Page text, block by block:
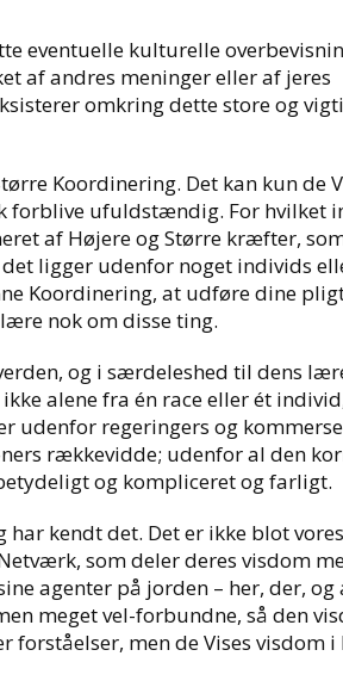
eventuelle kulturelle
af andres meninger eller af jeres
omkring dette store og
Koordinering. Det kan kun de
forblive ufuldstændig. For hvilket
af Højere og Større kræfter,
ligger udenfor noget individs
Koordinering, at udføre dine
nok om disse ting.
og i særdeleshed til dens
alene fra én race eller ét
udenfor regeringers og
rækkevidde; udenfor al den
og kompliceret og farligt.
kendt det. Det er ikke blot vores
som deler deres visdom
agenter på jorden – her, der, og
meget vel-forbundne, så den
men de Vises visdom i